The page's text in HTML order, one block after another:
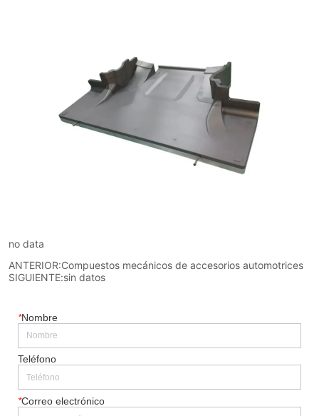
no data
ANTERIOR:Compuestos mecánicos de accesorios automotrices
SIGUIENTE:sin datos
*Nombre
Teléfono
*Correo electrónico